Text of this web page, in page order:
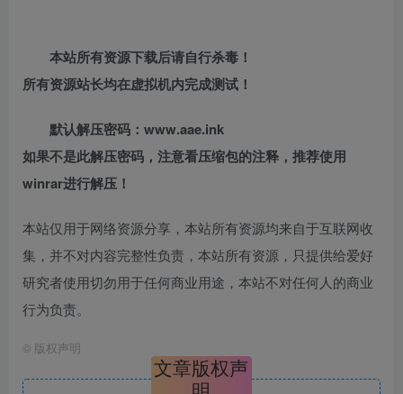
本站所有资源下载后请自行杀毒！
所有资源站长均在虚拟机内完成测试！
默认解压密码：www.aae.ink
如果不是此解压密码，注意看压缩包的注释，推荐使用
winrar进行解压！
本站仅用于网络资源分享，本站所有资源均来自于互联网收
集，并不对内容完整性负责，本站所有资源，只提供给爱好
研究者使用切勿用于任何商业用途，本站不对任何人的商业
行为负责。
© 版权声明
文章版权声